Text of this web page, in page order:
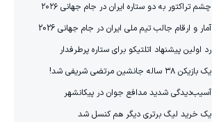
چشم تراکتور به دو ستاره ایران در جام جهانی ۲۰۲۶
آمار و ارقام جالب تیم ملی ایران در جام جهانی 2026
رد اولین پیشنهاد اتلتیکو برای ستاره پرطرفدار
یک بازیکن ۳۸ ساله جانشین مرتضی شریفی شد!
آسیب‌دیدگی شدید مدافع جوان در پیکانشهر
یک خرید لیگ برتری دیگر هم کنسل شد